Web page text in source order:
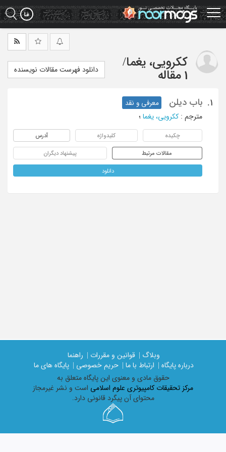
Skip
to
main
ککرویی، یغما/
1 مقاله
دانلود فهرست مقالات نویسنده
1. باب دیلن
معرفی و نقد
مترجم : ککرویی، یغما ؛
چکیده کلیدواژه آدرس
مقالات مرتبط پیشنهاد دیگران
دانلود
وبلاگ | قوانین و مقررات |
راهنما
درباره پایگاه |
ارتباط با ما | حریم خصوصی |
پایگاه های ما
حقوق مادی و معنوی اين پايگاه متعلق به
مرکز تحقیقات کامپیوتری علوم اسلامی است و نشر غیرمجاز
محتوای آن پیگرد قانونی دارد.